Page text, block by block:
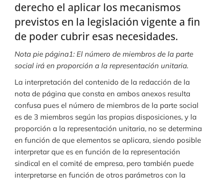
derecho el aplicar los mecanismos
previstos en la legislación vigente a fin
de poder cubrir esas necesidades.
Nota pie página1: El número de miembros de la parte
social irá en proporción a la representación unitaria.
La interpretación del contenido de la redacción de la
nota de página que consta en ambos anexos resulta
confusa pues el número de miembros de la parte social
es de 3 miembros según las propias disposiciones, y la
proporción a la representación unitaria, no se determina
en función de que elementos se aplicara, siendo posible
interpretar que es en función de la representación
sindical en el comité de empresa, pero también puede
interpretarse en función de otros parámetros con la